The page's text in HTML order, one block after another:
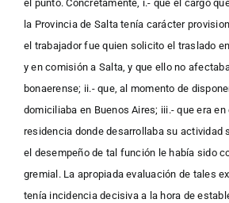
el punto. Concretamente, i.- que el cargo
la Provincia de Salta tenía carácter
el trabajador fue quien solicito el traslado
y en comisión a Salta, y que ello no
bonaerense; ii.- que, al momento de
domiciliaba en Buenos Aires; iii.- que era
residencia donde desarrollaba su actividad
el desempeño de tal función le había sido
gremial. La apropiada evaluación de tales
tenía incidencia decisiva a la hora de